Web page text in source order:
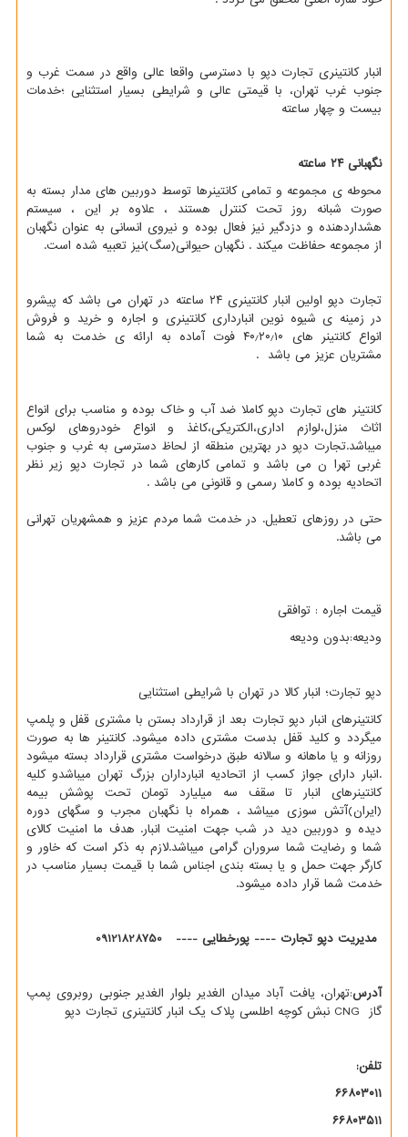
انبار كانتینری تجارت دپو با دسترسی واقعا عالی واقع در سمت غرب و
جنوب غرب تهران، با قیمتی عالی و شرایطی بسیار استثنایی ؛خدمات
بیست و چهار ساعته
نگهبانی ۲۴ ساعته
محوطه ی مجموعه و تمامی کانتینرها توسط دوربین های مدار بسته به
صورت شبانه روز تحت کنترل هستند ، علاوه بر این ، سیستم
هشداردهنده و دزدگیر نیز فعال بوده و نیروی انسانی به عنوان نگهبان
از مجموعه حفاظت میکند . نگهبان حیوانی(سگ)نیز تعبیه شده است.
تجارت دپو اولین انبار کانتینری ۲۴ ساعته در تهران می باشد که پیشرو
در زمینه ی شیوه نوین انبارداری کانتینری و اجاره و خرید و فروش
انواع کانتینر های ۴۰٫۲۰٫۱۰ فوت آماده به ارائه ی خدمت به شما
مشتریان عزیز می باشد .
کانتینر های تجارت دپو کاملا ضد آب و خاک بوده و مناسب برای انواع
اثاث منزل،لوازم اداری،الکتریکی،کاغذ و انواع خودروهای لوکس
میباشد.تجارت دپو در بهترین منطقه از لحاظ دسترسی به غرب و جنوب
غربی تهرا ن می باشد و تمامی کارهای شما در تجارت دپو زیر نظر
اتحادیه بوده و کاملا رسمی و قانونی می باشد .
حتی در روزهای تعطیل. در خدمت شما مردم عزیز و همشهریان تهرانی
می باشد.
قیمت اجاره : توافقی
ودیعه:بدون ودیعه
دپو تجارت؛ انبار کالا در تهران با شرایطی استثنایی
کانتینرهای انبار دپو تجارت بعد از قرارداد بستن با مشتری قفل و پلمپ
میگردد و کلید قفل بدست مشتری داده میشود. کانتینر ها به صورت
روزانه و یا ماهانه و سالانه طبق درخواست مشتری قرارداد بسته میشود
.انبار دارای جواز کسب از اتحادیه انبارداران بزرگ تهران میباشدو کلیه
کانتینرهای انبار تا سقف سه میلیارد تومان تحت پوشش بیمه
(ایران)آتش سوزی میباشد ، همراه با نگهبان مجرب و سگهای دوره
دیده و دوربین دید در شب جهت امنیت انبار. هدف ما امنیت کالای
شما و رضایت شما سروران گرامی میباشد.لازم به ذکر است که خاور و
کارگر جهت حمل و یا بسته بندی اجناس شما با قیمت بسیار مناسب در
خدمت شما قرار داده میشود.
مدیریت دپو تجارت ---- پورخطایی ---- 09121828750
آدرس:تهران، یافت آباد میدان الغدیر بلوار الغدیر جنوبی روبروی پمپ
گاز CNG نبش کوچه اطلسی پلاک یک انبار کانتینری تجارت دپو
تلفن:
۶۶۸۰۳۰۱۱
۶۶۸۰۳۵۱۱